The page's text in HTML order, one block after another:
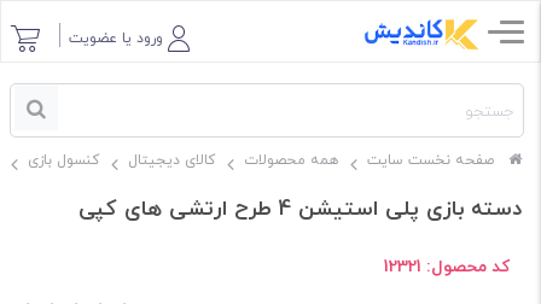
ورود یا عضویت
صفحه نخست سایت همه محصولات کالای دیجیتال کنسول بازی
دسته بازی پلی استیشن 4 طرح ارتشی های کپی
کد محصول: 12321